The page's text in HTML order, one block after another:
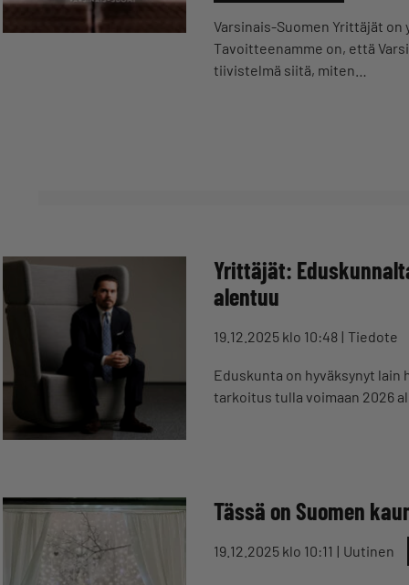
Varsinais-Suomen Yrittäjät
Tavoitteenamme on, että
tiivistelmä siitä, miten…
Yrittäjät:
alentuu
19.12.2025 klo 10:48 Tiedote
Eduskunta on hyväksynyt
tarkoitus tulla voimaan 2026
Tässä on Suomen
19.12.2025 klo 10:11 Uutinen